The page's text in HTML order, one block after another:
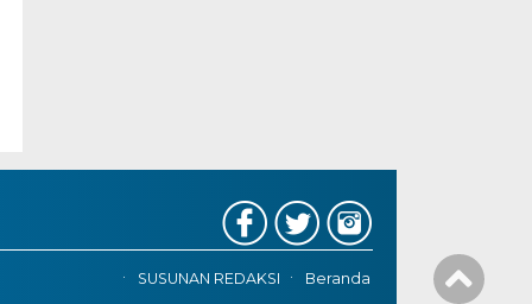
SUSUNAN REDAKSI Beranda